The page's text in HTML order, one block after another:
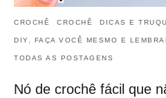
CROCHÊ CROCHÊ DICAS E
DIY, FAÇA VOCÊ MESMO E
TODAS AS POSTAGENS
Nó de crochê fácil que